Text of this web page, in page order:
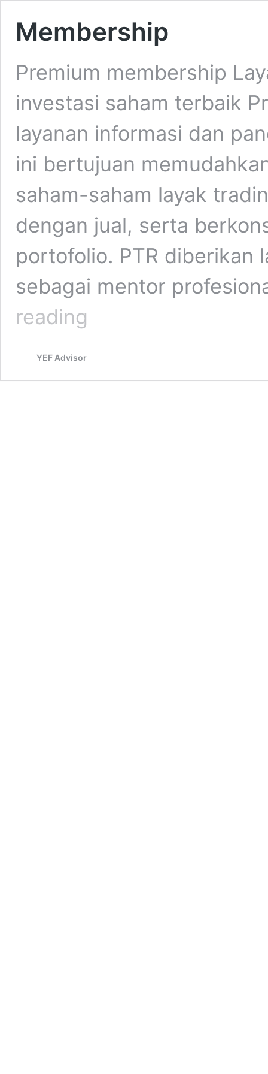
Membership
Premium membership
investasi saham terbaik
layanan informasi dan
ini bertujuan
saham-saham layak
dengan jual, serta
portofolio. PTR diberikan
sebagai mentor
reading
YEF Advisor